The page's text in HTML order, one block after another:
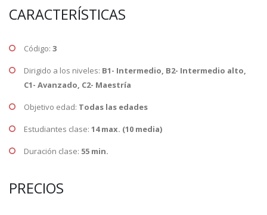
CARACTERÍSTICAS
Código: 3
Dirigido a los niveles: B1- Intermedio, B2- Intermedio alto,
C1- Avanzado, C2- Maestría
Objetivo edad: Todas las edades
Estudiantes clase: 14 max. (10 media)
Duración clase: 55 min.
PRECIOS